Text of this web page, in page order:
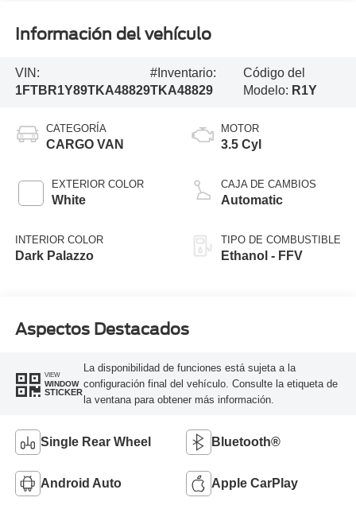
Información del vehículo
VIN:
1FTBR1Y89TKA48829
#Inventario:
TKA48829
Código del
Modelo: R1Y
CATEGORÍA
CARGO VAN
EXTERIOR COLOR
White
INTERIOR COLOR
Dark Palazzo
MOTOR
3.5 Cyl
CAJA DE CAMBIOS
Automatic
TIPO DE COMBUSTIBLE
Ethanol - FFV
Aspectos Destacados
VIEW
WINDOW
STICKER
La disponibilidad de funciones está sujeta a la
configuración final del vehículo. Consulte la etiqueta de
la ventana para obtener más información.
Single Rear Wheel Bluetooth®
Android Auto Apple CarPlay